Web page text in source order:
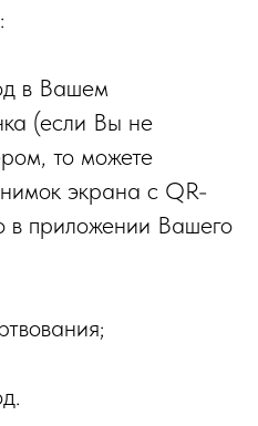
в Вашем
(если Вы не
то можете
экрана с QR-
в приложении Вашего